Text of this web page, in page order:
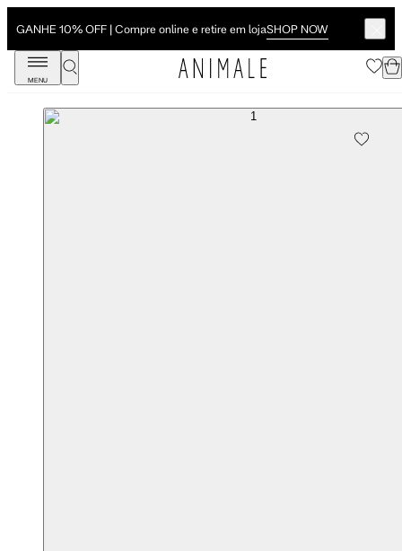
GANHE 10% OFF | Compre online e retire em lojaSHOP NOW
MENU